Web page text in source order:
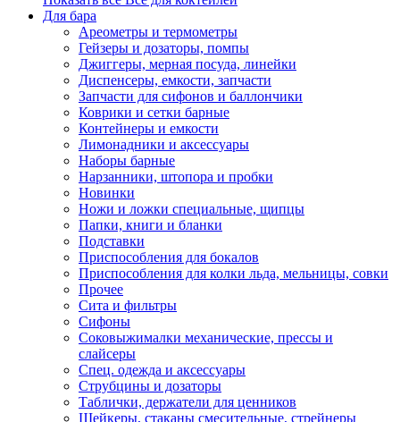
Для бара
Ареометры и термометры
Гейзеры и дозаторы, помпы
Джиггеры, мерная посуда, линейки
Диспенсеры, емкости, запчасти
Запчасти для сифонов и баллончики
Коврики и сетки барные
Контейнеры и емкости
Лимонадники и аксессуары
Наборы барные
Нарзанники, штопора и пробки
Новинки
Ножи и ложки специальные, щипцы
Папки, книги и бланки
Подставки
Приспособления для бокалов
Приспособления для колки льда, мельницы, совки
Прочее
Сита и фильтры
Сифоны
Соковыжималки механические, прессы и
слайсеры
Спец. одежда и аксессуары
Струбцины и дозаторы
Таблички, держатели для ценников
Шейкеры, стаканы смесительные, стрейнеры